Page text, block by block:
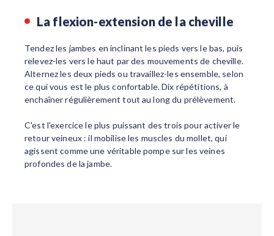
La flexion-extension de la cheville
Tendez les jambes en inclinant les pieds vers le bas, puis
relevez-les vers le haut par des mouvements de cheville.
Alternez les deux pieds ou travaillez-les ensemble, selon
ce qui vous est le plus confortable. Dix répétitions, à
enchaîner régulièrement tout au long du prélèvement.
C'est l'exercice le plus puissant des trois pour activer le
retour veineux : il mobilise les muscles du mollet, qui
agissent comme une véritable pompe sur les veines
profondes de la jambe.